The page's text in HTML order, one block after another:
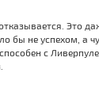
Это
бы не успехом, а
с